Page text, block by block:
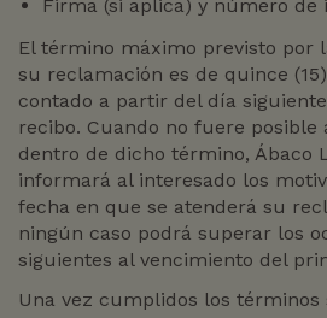
Firma (si aplica) y número de
El término máximo previsto por
su reclamación es de quince
contado a partir del día
recibo. Cuando no fuere
dentro de dicho término, Ábaco
informará al interesado los
fecha en que se atenderá su
ningún caso podrá superar los
siguientes al vencimiento del
Una vez cumplidos los términos